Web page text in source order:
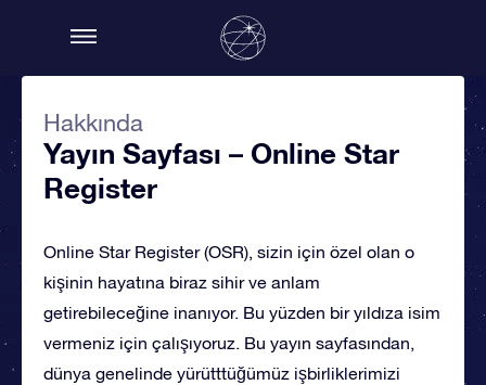
Hakkında
Yayın Sayfası – Online Star
Register
Online Star Register (OSR), sizin için özel olan o
kişinin hayatına biraz sihir ve anlam
getirebileceğine inanıyor. Bu yüzden bir yıldıza isim
vermeniz için çalışıyoruz. Bu yayın sayfasından,
dünya genelinde yürütttüğümüz işbirliklerimizi